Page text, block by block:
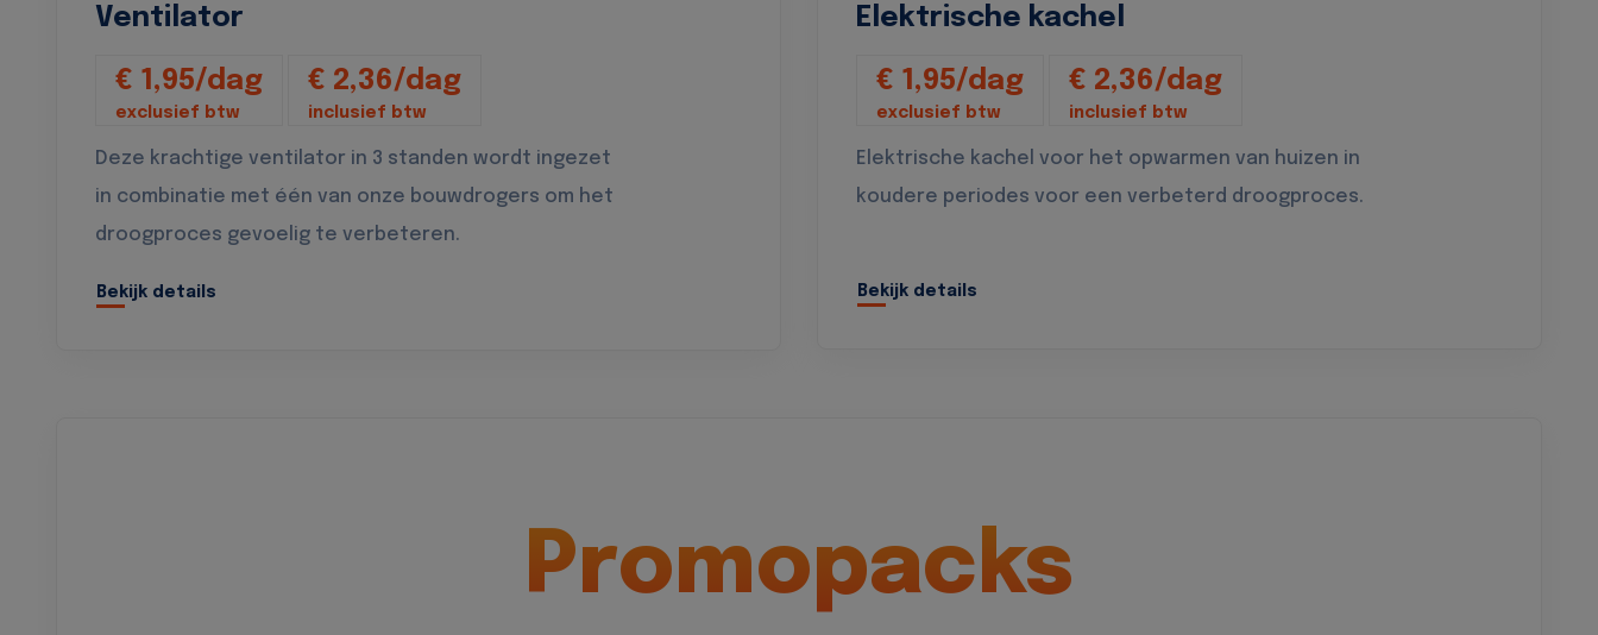
Ventilator
€ 1,95/dag
exclusief btw
€ 2,36/dag
inclusief btw
Deze krachtige ventilator in 3 standen wordt ingezet
in combinatie met één van onze bouwdrogers om het
droogproces gevoelig te verbeteren.
Bekijk details
Elektrische kachel
€ 1,95/dag
exclusief btw
€ 2,36/dag
inclusief btw
Elektrische kachel voor het opwarmen van huizen in
koudere periodes voor een verbeterd droogproces.
Bekijk details
Promopacks